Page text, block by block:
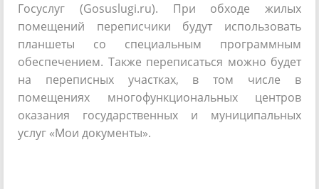
Госуслуг (Gosuslugi.ru). При обходе жилых
помещений переписчики будут использовать
планшеты со специальным программным
обеспечением. Также переписаться можно будет
на переписных участках, в том числе в
помещениях многофункциональных центров
оказания государственных и муниципальных
услуг «Мои документы».